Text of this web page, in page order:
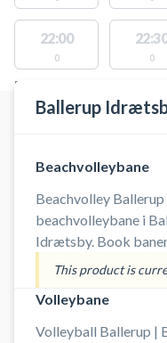
22:00
0 0
FACILITIES WITH
Ballerup
Beachvolleybane
Beachvolley Ballerup
beachvolleybane i
Idrætsby. Book
beachvolley
Der er gode
tæt ved banerne i
Medbring selv bolde.
This product is
Volleybane
Volleyball Ballerup |